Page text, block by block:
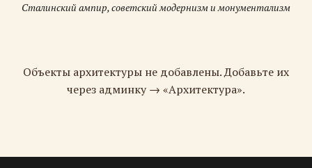
Сталинский ампир, советский модернизм и монументализм
Объекты архитектуры не добавлены. Добавьте их
через админку → «Архитектура».